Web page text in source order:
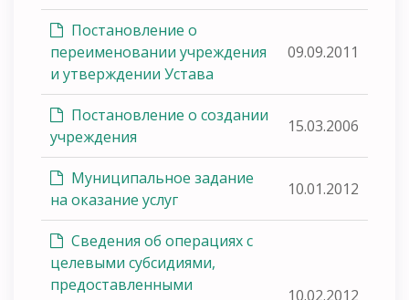
Постановление о
переименовании учреждения
и утверждении Устава
09.09.2011
Постановление о создании
учреждения
15.03.2006
Муниципальное задание
на оказание услуг
10.01.2012
Сведения об операциях с
целевыми субсидиями,
предоставленными
10.02.2012